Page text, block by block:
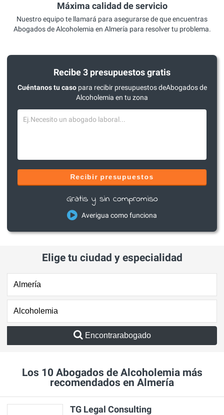
Máxima calidad de servicio
Nuestro equipo te llamará para asegurarse de que encuentras
Abogados de Alcoholemia en Almería para resolver tu problema.
Recibe 3 presupuestos gratis
Cuéntanos tu casopara recibir presupuestos deAbogados de
Alcoholemia en tu zona
Recibir presupuestos
Gratis y sin compromiso
Averigua como funciona
Elige tu ciudad y especialidad
Encontrarabogado
Los 10 Abogados de Alcoholemia más
recomendados en Almería
TG Legal Consulting